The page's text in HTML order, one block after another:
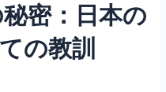
密：日本の
の教訓